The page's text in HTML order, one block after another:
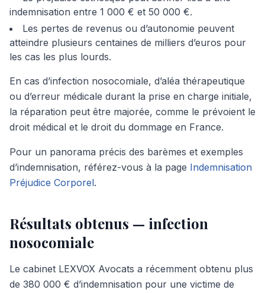
indemnisation entre 1 000 € et 50 000 €.
Les pertes de revenus ou d’autonomie peuvent
atteindre plusieurs centaines de milliers d’euros pour
les cas les plus lourds.
En cas d’infection nosocomiale, d’aléa thérapeutique
ou d’erreur médicale durant la prise en charge initiale,
la réparation peut être majorée, comme le prévoient le
droit médical et le droit du dommage en France.
Pour un panorama précis des barèmes et exemples
d’indemnisation, référez-vous à la page Indemnisation
Préjudice Corporel.
Résultats obtenus — infection
nosocomiale
Le cabinet LEXVOX Avocats a récemment obtenu plus
de 380 000 € d’indemnisation pour une victime de